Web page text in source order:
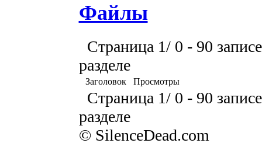
Файлы
Страница 1/ 0 - 90
разделе
Заголовок Просмотры
Страница 1/ 0 - 90
разделе
© SilenceDead.com